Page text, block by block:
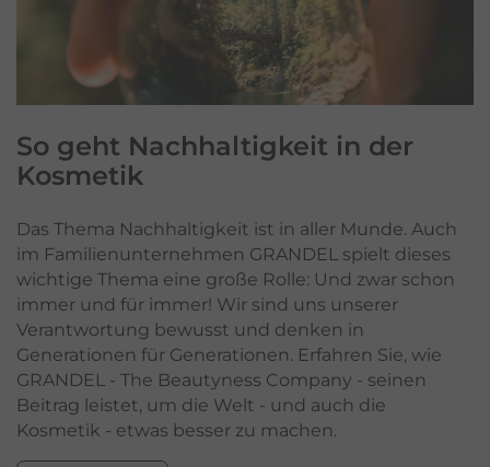
So geht Nachhaltigkeit in der
Kosmetik
Das Thema Nachhaltigkeit ist in aller Munde. Auch
im Familienunternehmen GRANDEL spielt dieses
wichtige Thema eine große Rolle: Und zwar schon
immer und für immer! Wir sind uns unserer
Verantwortung bewusst und denken in
Generationen für Generationen. Erfahren Sie, wie
GRANDEL - The Beautyness Company - seinen
Beitrag leistet, um die Welt - und auch die
Kosmetik - etwas besser zu machen.